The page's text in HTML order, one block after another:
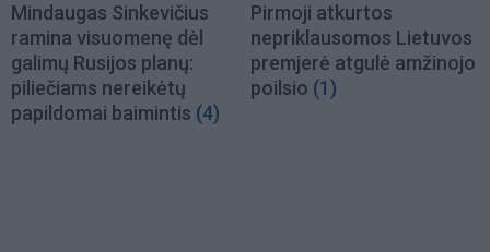
Mindaugas Sinkevičius
ramina visuomenę dėl
galimų Rusijos planų:
piliečiams nereikėtų
papildomai baimintis (4)
Pirmoji atkurtos
nepriklausomos Lietuvos
premjerė atgulė amžinojo
poilsio (1)